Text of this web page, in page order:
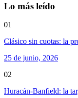
Lo más leído
01
Clásico sin cuotas: la
25 de junio, 2026
02
Huracán-Banfield: la